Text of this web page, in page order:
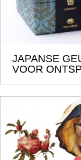
JAPANSE
VOOR